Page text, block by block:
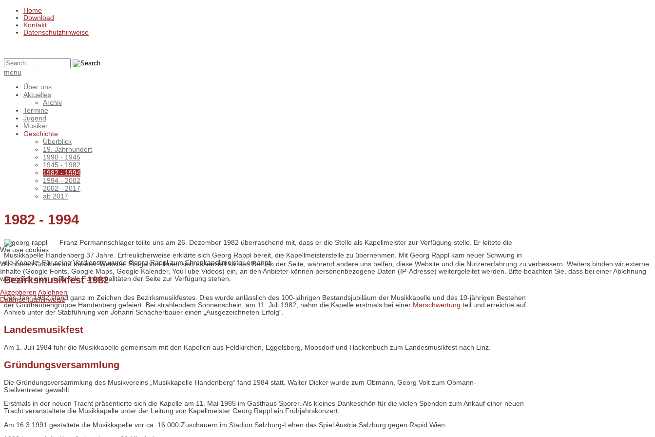
Home
Download
Kontakt
Datenschutzhinweise
menu
Über uns
Aktuelles
Archiv
Termine
Jugend
Musiker
Geschichte
Überblick
19. Jahrhundert
1990 - 1945
1945 - 1982
1982 - 1994
1994 - 2002
2002 - 2017
ab 2017
1982 - 1994
Franz Permannschlager teilte uns am 26. Dezember 1982 überraschend mit, dass er die Stelle als Kapellmeister zur Verfügung stelle. Er leitete die
Musikkapelle Handenberg 37 Jahre. Erfreulicherweise erklärte sich Georg Rappl bereit, die Kapellmeisterstelle zu übernehmen. Mit Georg Rappl kam neuer Schwung in
die Kapelle. Für seine Verdienste wurde Georg Rappl zum Ehrenkapellmeister ernannt.
Bezirksmusikfest 1982
Das Jahr 1982 stand ganz im Zeichen des Bezirksmusikfestes. Dies wurde anlässlich des 100-jährigen Bestandsjubiläum der Musikkapelle und des 10-jährigen Bestehen
der Goldhaubengruppe Handenberg gefeiert. Bei strahlendem Sonnenschein, am 11. Juli 1982, nahm die Kapelle erstmals bei einer Marschwertung teil und erreichte auf
Anhieb unter der Stabführung von Johann Schacherbauer einen „Ausgezeichneten Erfolg“.
Landesmusikfest
Am 1. Juli 1984 fuhr die Musikkapelle gemeinsam mit den Kapellen aus Feldkirchen, Eggelsberg, Moosdorf und Hackenbuch zum Landesmusikfest nach Linz.
Gründungsversammlung
Die Gründungsversammlung des Musikvereins „Musikkapelle Handenberg“ fand 1984 statt. Walter Dicker wurde zum Obmann, Georg Voit zum Obmann-
Stellvertreter gewählt.
Erstmals in der neuen Tracht präsentierte sich die Kapelle am 11. Mai 1985 im Gasthaus Sporer. Als kleines Dankeschön für die vielen Spenden zum Ankauf einer neuen
Tracht veranstaltete die Musikkapelle unter der Leitung von Kapellmeister Georg Rappl ein Frühjahrskonzert.
Am 16.3.1991 gestaltete die Musikkapelle vor ca. 16 000 Zuschauern im Stadion Salzburg-Lehen das Spiel Austria Salzburg gegen Rapid Wien.
We use cookies
Wir nutzen Cookies auf unserer Website. Einige von ihnen sind essenziell für den Betrieb der Seite, während andere uns helfen, diese Website und die Nutzererfahrung zu verbessern. Weiters binden wir externe
Inhalte (Google Fonts, Google Maps, Google Kalender, YouTube Videos) ein, an den Anbieter können personenbezogene Daten (IP-Adresse) weitergeleitet werden. Bitte beachten Sie, dass bei einer Ablehnung
womöglich nicht mehr alle Funktionalitäten der Seite zur Verfügung stehen.
Akzeptieren Ablehnen
Datenschutzhinweise